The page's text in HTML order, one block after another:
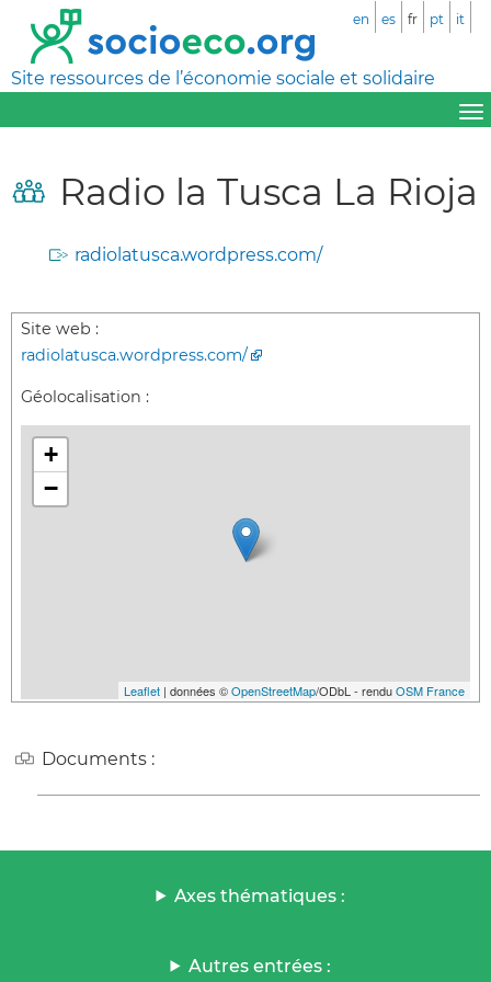
Site ressources de l’économie sociale et solidaire
en es fr pt it
Radio la Tusca La Rioja
radiolatusca.wordpress.com/
Site web :
radiolatusca.wordpress.com/
Géolocalisation :
+
−
Leaflet | données ©OpenStreetMap/ODbL - renduOSM France
Documents :
Axes thématiques :
Autres entrées :